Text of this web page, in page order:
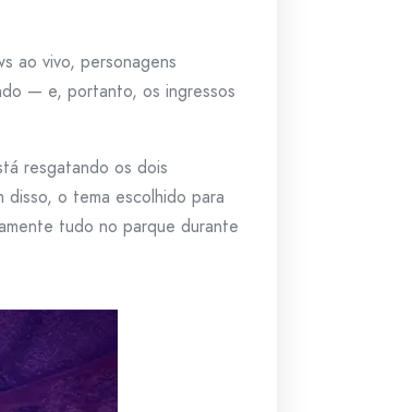
ao vivo, personagens
— e, portanto, os ingressos
resgatando os dois
o tema escolhido para
tudo no parque durante